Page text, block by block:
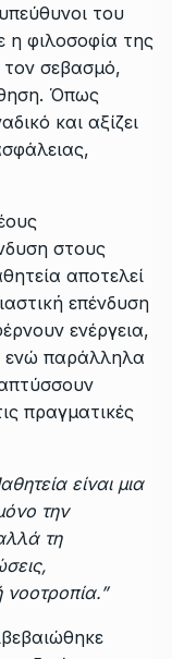
του
η φιλοσοφία της
σεβασμό,
Όπως
και αξίζει
στους
αποτελεί
επένδυση
ενέργεια,
ενώ παράλληλα
πραγματικές
είναι μια
την
τη